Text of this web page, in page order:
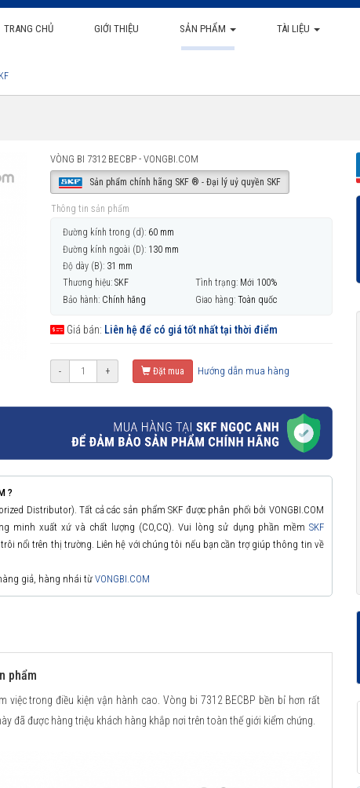
TRANG CHỦ GIỚI THIỆU SẢN PHẨM TÀI LIỆU
VÒNG BI 7312 BECBP - VONGBI.COM
Sản phẩm chính hãng SKF ® - Đại lý uỷ quyền SKF
Thông tin sản phẩm
Đường kính trong (d): 60 mm
Đường kính ngoài (D): 130 mm
Độ dày (B): 31 mm
Thương hiệu: SKF Tình trạng: Mới 100%
Bảo hành: Chính hãng Giao hàng: Toàn quốc
Giá bán: Liên hệ để có giá tốt nhất tại thời điểm
- + Đặt mua Hướng dẫn mua hàng
?
Distributor). Tất cả các sản phẩm SKF được phân phối bởi VONGBI.COM
minh xuất xứ và chất lượng (CO,CQ). Vui lòng sử dụng phần mềm SKF
nổi trên thị trường. Liên hệ với chúng tôi nếu bạn cần trợ giúp thông tin về
giả, hàng nhái từ VONGBI.COM
phẩm
việc trong điều kiện vận hành cao. Vòng bi 7312 BECBP bền bỉ hơn rất
đã được hàng triệu khách hàng khắp nơi trên toàn thế giới kiểm chứng.